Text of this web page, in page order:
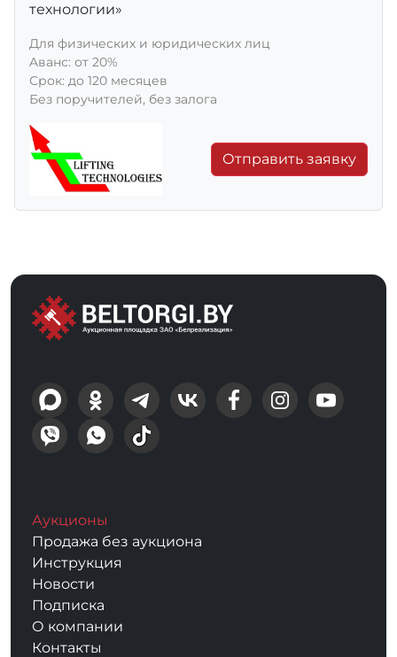
технологии»
Для физических и юридических лиц
Aванс: от 20%
Срок: до 120 месяцев
Без поручителей, без залога
Отправить заявку
Аукционы
Продажа без аукциона
Инструкция
Новости
Подписка
О компании
Контакты